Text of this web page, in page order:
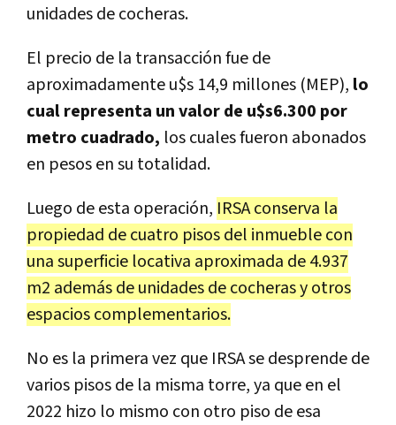
unidades de cocheras.
El precio de la transacción fue de
aproximadamente u$s 14,9 millones (MEP), lo
cual representa un valor de u$s6.300 por
metro cuadrado, los cuales fueron abonados
en pesos en su totalidad.
Luego de esta operación, IRSA conserva la
propiedad de cuatro pisos del inmueble con
una superficie locativa aproximada de 4.937
m2 además de unidades de cocheras y otros
espacios complementarios.
No es la primera vez que IRSA se desprende de
varios pisos de la misma torre, ya que en el
2022 hizo lo mismo con otro piso de esa